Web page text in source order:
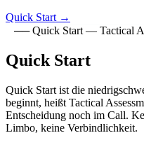
Quick Start →
── Quick Start — Tactical
Quick Start
Quick Start ist die
beginnt, heißt Tactical
Entscheidung noch im Call.
Limbo, keine Verbindlichkeit.